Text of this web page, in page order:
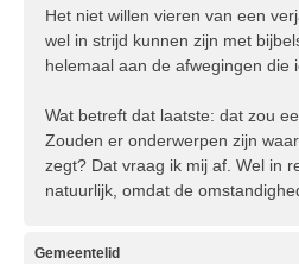
Het niet willen vieren van een
wel in strijd kunnen zijn met
helemaal aan de afwegingen die
Wat betreft dat laatste: dat zou
Zouden er onderwerpen zijn
zegt? Dat vraag ik mij af. Wel in
natuurlijk, omdat de
Gemeentelid